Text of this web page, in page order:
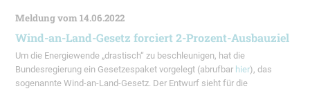
Meldung vom 14.06.2022
Wind-an-Land-Gesetz forciert 2-Prozent-Ausbauziel
Um die Energiewende „drastisch“ zu beschleunigen, hat die
Bundesregierung ein Gesetzespaket vorgelegt (abrufbar hier), das
sogenannte Wind-an-Land-Gesetz. Der Entwurf sieht für die